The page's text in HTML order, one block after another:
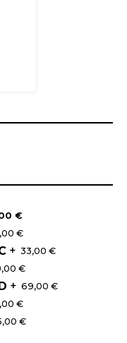
€
€
+ 33,00 €
€
+ 69,00 €
€
€